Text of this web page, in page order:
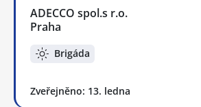
ADECCO spol.s r.o.
Praha
Brigáda
Zveřejněno: 13. ledna